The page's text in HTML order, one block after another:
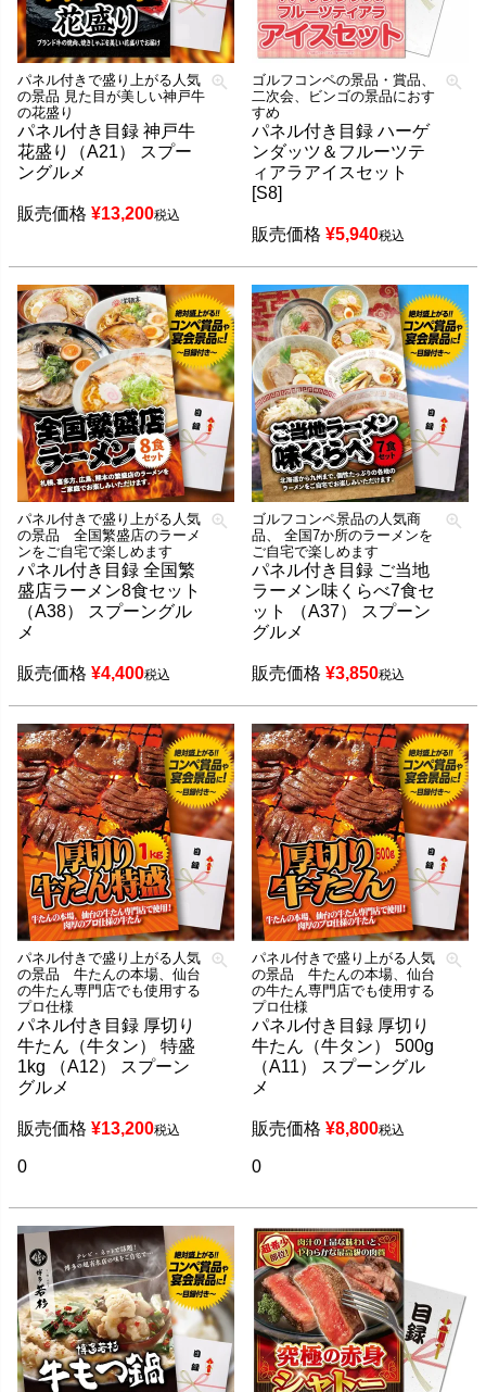
パネル付きで盛り上がる人気
の景品 見た目が美しい神戸牛
の花盛り
パネル付き目録 神戸牛
花盛り（A21） スプー
ングルメ
販売価格 ¥13,200税込
ゴルフコンペの景品・賞品、
二次会、ビンゴの景品におす
すめ
パネル付き目録 ハーゲ
ンダッツ＆フルーツテ
ィアラアイスセット
[S8]
販売価格 ¥5,940税込
パネル付きで盛り上がる人気
の景品 全国繁盛店のラーメ
ンをご自宅で楽しめます
パネル付き目録 全国繁
盛店ラーメン8食セット
（A38） スプーングル
メ
販売価格 ¥4,400税込
ゴルフコンペ景品の人気商
品、 全国7か所のラーメンを
ご自宅で楽しめます
パネル付き目録 ご当地
ラーメン味くらべ7食セ
ット （A37） スプーン
グルメ
販売価格 ¥3,850税込
パネル付きで盛り上がる人気
の景品 牛たんの本場、仙台
の牛たん専門店でも使用する
プロ仕様
パネル付き目録 厚切り
牛たん（牛タン） 特盛
1kg （A12） スプーン
グルメ
販売価格 ¥13,200税込
0
パネル付きで盛り上がる人気
の景品 牛たんの本場、仙台
の牛たん専門店でも使用する
プロ仕様
パネル付き目録 厚切り
牛たん（牛タン） 500g
（A11） スプーングル
メ
販売価格 ¥8,800税込
0